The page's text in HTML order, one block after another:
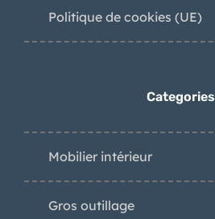
Politique de cookies (UE)
Categories
Mobilier intérieur
Gros outillage